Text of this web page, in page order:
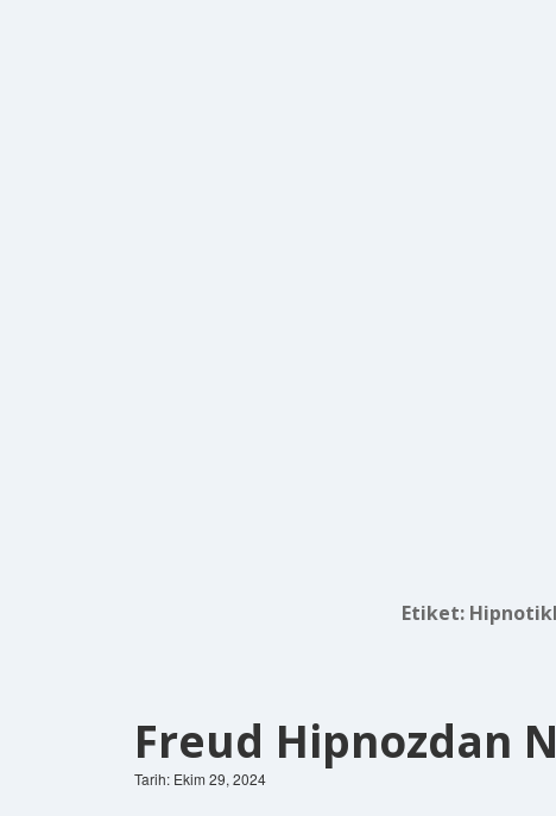
Etiket:
Freud Hipnozdan
Tarih: Ekim 29, 2024